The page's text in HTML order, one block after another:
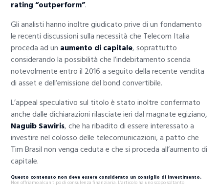
rating “outperform”.
Gli analisti hanno inoltre giudicato prive di un fondamento
le recenti discussioni sulla necessità che Telecom Italia
proceda ad un aumento di capitale, soprattutto
considerando la possibilità che l’indebitamento scenda
notevolmente entro il 2016 a seguito della recente vendita
di asset e dell’emissione del bond convertibile.
L’appeal speculativo sul titolo è stato inoltre confermato
anche dalle dichiarazioni rilasciate ieri dal magnate egiziano,
Naguib Sawiris, che ha ribadito di essere interessato a
investire nel colosso delle telecomunicazioni, a patto che
Tim Brasil non venga ceduta e che si proceda all’aumento di
capitale.
Questo contenuto non deve essere considerato un consiglio di investimento.
Non offriamo alcun tipo di consulenza finanziaria. L’articolo ha uno scopo soltanto